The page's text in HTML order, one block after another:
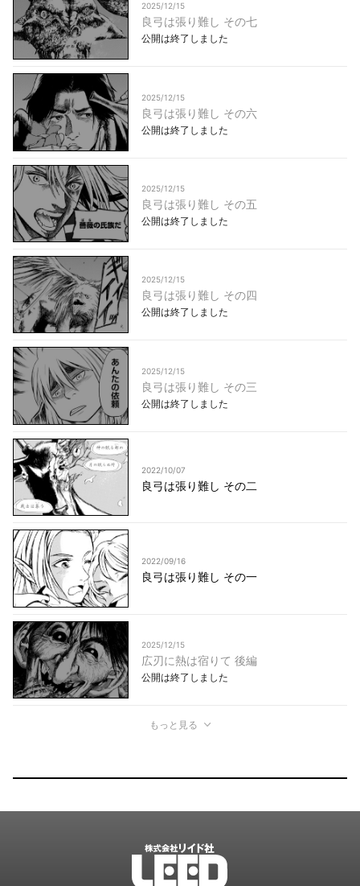
2025/12/15
良弓は張り難し その七
公開は終了しました
2025/12/15
良弓は張り難し その六
公開は終了しました
2025/12/15
良弓は張り難し その五
公開は終了しました
2025/12/15
良弓は張り難し その四
公開は終了しました
2025/12/15
良弓は張り難し その三
公開は終了しました
2022/10/07
良弓は張り難し その二
2022/09/16
良弓は張り難し その一
2025/12/15
広刃に熱は宿りて 後編
公開は終了しました
もっと見る
LEED